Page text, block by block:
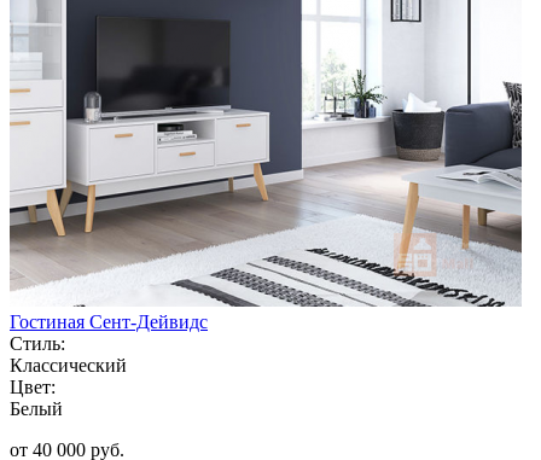
Гостиная Сент-Дейвидс
Стиль:
Классический
Цвет:
Белый
от 40 000 руб.